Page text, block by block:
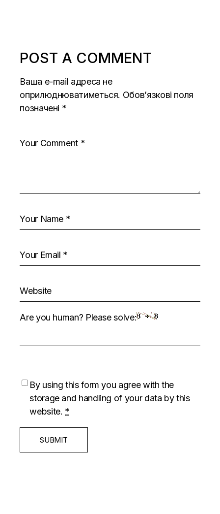
POST A COMMENT
Ваша e-mail адреса не
оприлюднюватиметься. Обов’язкові поля
позначені *
Are you human? Please solve:
By using this form you agree with the
storage and handling of your data by this
website. *
SUBMIT